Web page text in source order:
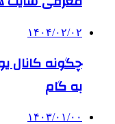
۱۴۰۴/۰۲/۰۲
چگونه کانال
‌به‌ گام
۱۴۰۳/۰۱/۰۰